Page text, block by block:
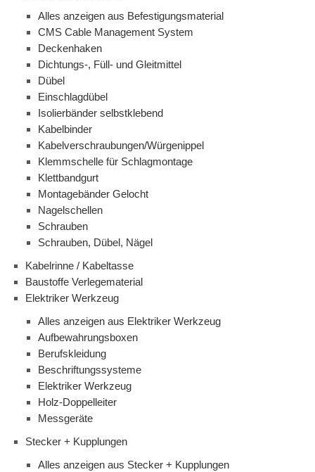
Alles anzeigen aus Befestigungsmaterial
CMS Cable Management System
Deckenhaken
Dichtungs-, Füll- und Gleitmittel
Dübel
Einschlagdübel
Isolierbänder selbstklebend
Kabelbinder
Kabelverschraubungen/Würgenippel
Klemmschelle für Schlagmontage
Klettbandgurt
Montagebänder Gelocht
Nagelschellen
Schrauben
Schrauben, Dübel, Nägel
Kabelrinne / Kabeltasse
Baustoffe Verlegematerial
Elektriker Werkzeug
Alles anzeigen aus Elektriker Werkzeug
Aufbewahrungsboxen
Berufskleidung
Beschriftungssysteme
Elektriker Werkzeug
Holz-Doppelleiter
Messgeräte
Stecker + Kupplungen
Alles anzeigen aus Stecker + Kupplungen